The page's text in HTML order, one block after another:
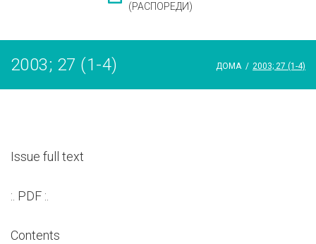
(РАСПОРЕДИ)
2003; 27 (1-4) ДОМА / 2003; 27 (1-4)
Issue full text
:. PDF :.
Contents